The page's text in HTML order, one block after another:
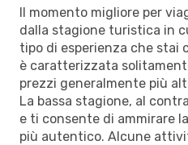
Il momento migliore per
dalla stagione turistica in
tipo di esperienza che stai
è caratterizzata
prezzi generalmente più
La bassa stagione, al
e ti consente di ammirare
più autentico. Alcune